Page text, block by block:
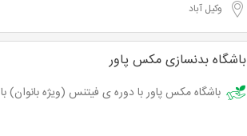
وکیل آباد
باشگاه بدنسازی مکس پاور
باشگاه مکس پاور با دوره ی فیتنس (ویژه بانوان) با 70% تخفیف و پرداخت تنها 36,000 تومان بجای 120,000 تومان